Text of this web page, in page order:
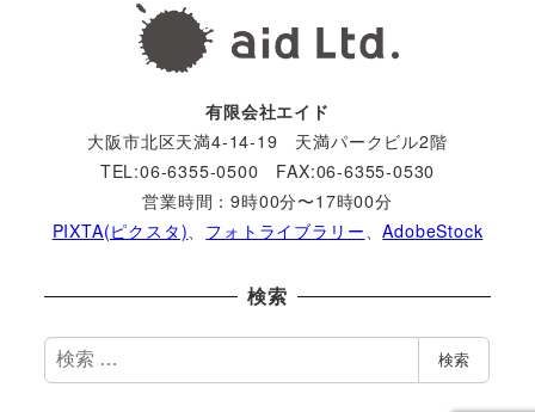
有限会社エイド
大阪市北区天満4-14-19 天満パークビル2階
TEL:06-6355-0500 FAX:06-6355-0530
営業時間：9時00分〜17時00分
PIXTA(ピクスタ)
フォトライブラリー 、AdobeStock
検索
検
索
検索